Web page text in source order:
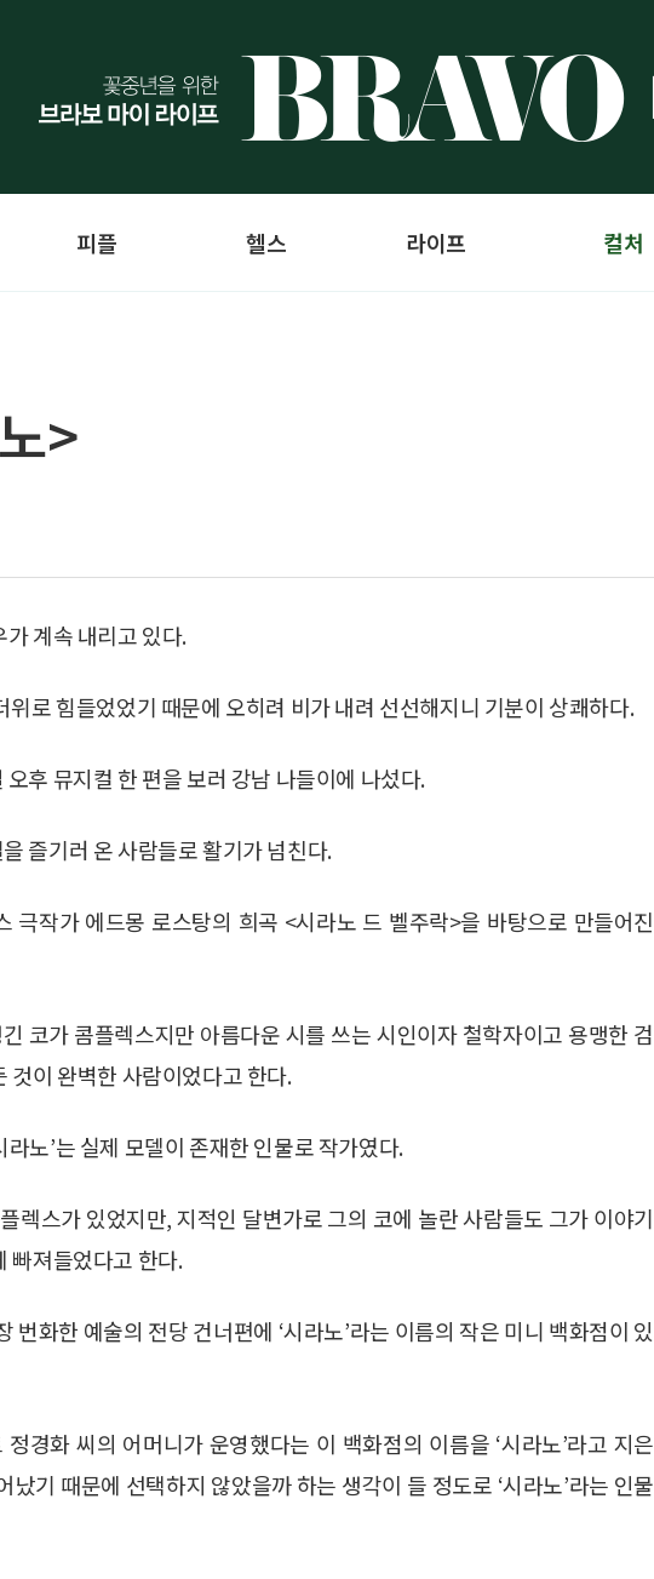
피플 헬스 라이프 컬처
>
계속 내리고 있다.
로 힘들었었기 때문에 오히려 비가 내려 선선해지니 기분이 상쾌하다.
후 뮤지컬 한 편을 보러 강남 나들이에 나섰다.
즐기러 온 사람들로 활기가 넘친다.
극작가 에드몽 로스탕의 희곡 <시라노 드 벨주락>을 바탕으로 만들어진
코가 콤플렉스지만 아름다운 시를 쓰는 시인이자 철학자이고 용맹한 검
것이 완벽한 사람이었다고 한다.
노’는 실제 모델이 존재한 인물로 작가였다.
렉스가 있었지만, 지적인 달변가로 그의 코에 놀란 사람들도 그가 이야기
빠져들었다고 한다.
번화한 예술의 전당 건너편에 ‘시라노’라는 이름의 작은 미니 백화점이 있
경화 씨의 어머니가 운영했다는 이 백화점의 이름을 ‘시라노’라고 지은
기 때문에 선택하지 않았을까 하는 생각이 들 정도로 ‘시라노’라는 인물